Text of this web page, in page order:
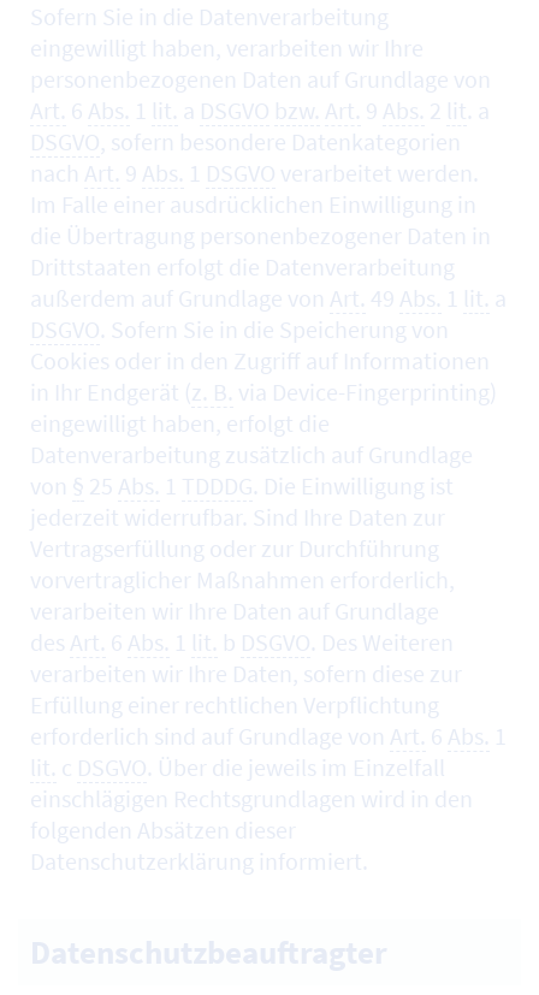
Sofern Sie in die Datenverarbeitung
eingewilligt haben, verarbeiten wir Ihre
personenbezogenen Daten auf Grundlage von
Art. 6 Abs. 1 lit. a DSGVO bzw. Art. 9 Abs. 2 lit. a
DSGVO, sofern besondere Datenkategorien
nach Art. 9 Abs. 1 DSGVO verarbeitet werden.
Im Falle einer ausdrücklichen Einwilligung in
die Übertragung personenbezogener Daten in
Drittstaaten erfolgt die Datenverarbeitung
außerdem auf Grundlage von Art. 49 Abs. 1 lit. a
DSGVO. Sofern Sie in die Speicherung von
Cookies oder in den Zugriff auf Informationen
in Ihr Endgerät (z. B. via Device-Fingerprinting)
eingewilligt haben, erfolgt die
Datenverarbeitung zusätzlich auf Grundlage
von § 25 Abs. 1 TDDDG. Die Einwilligung ist
jederzeit widerrufbar. Sind Ihre Daten zur
Vertragserfüllung oder zur Durchführung
vorvertraglicher Maßnahmen erforderlich,
verarbeiten wir Ihre Daten auf Grundlage
des Art. 6 Abs. 1 lit. b DSGVO. Des Weiteren
verarbeiten wir Ihre Daten, sofern diese zur
Erfüllung einer rechtlichen Verpflichtung
erforderlich sind auf Grundlage von Art. 6 Abs. 1
lit. c DSGVO. Über die jeweils im Einzelfall
einschlägigen Rechtsgrundlagen wird in den
folgenden Absätzen dieser
Datenschutzerklärung informiert.